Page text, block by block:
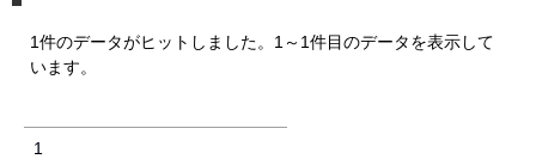
1件のデータがヒットしました。1～1件目のデータを表示して
います。
1